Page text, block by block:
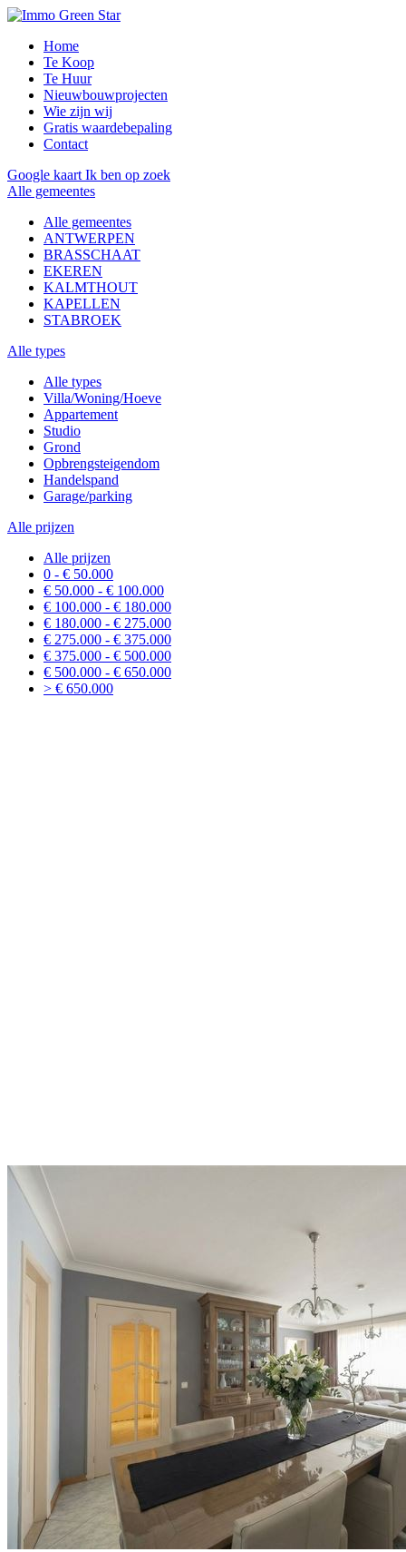
Home
Te Koop
Te Huur
Nieuwbouwprojecten
Wie zijn wij
Gratis waardebepaling
Contact
Google kaart Ik ben op zoek
Alle gemeentes
Alle gemeentes
ANTWERPEN
BRASSCHAAT
EKEREN
KALMTHOUT
KAPELLEN
STABROEK
Alle types
Alle types
Villa/Woning/Hoeve
Appartement
Studio
Grond
Opbrengsteigendom
Handelspand
Garage/parking
Alle prijzen
Alle prijzen
0 - € 50.000
€ 50.000 - € 100.000
€ 100.000 - € 180.000
€ 180.000 - € 275.000
€ 275.000 - € 375.000
€ 375.000 - € 500.000
€ 500.000 - € 650.000
> € 650.000